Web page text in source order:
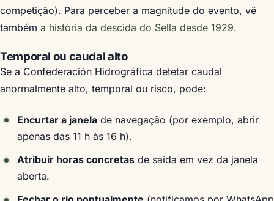
competição). Para perceber a magnitude do evento, vê
também a história da descida do Sella desde 1929.
Temporal ou caudal alto
Se a Confederación Hidrográfica detetar caudal
anormalmente alto, temporal ou risco, pode:
Encurtar a janela de navegação (por exemplo, abrir
apenas das 11 h às 16 h).
Atribuir horas concretas de saída em vez da janela
aberta.